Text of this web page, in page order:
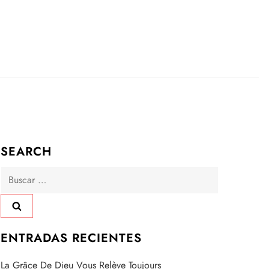
SEARCH
Buscar:
ENTRADAS RECIENTES
La Grâce De Dieu Vous Relève Toujours